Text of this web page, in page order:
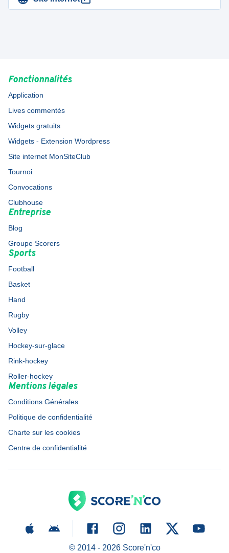
Fonctionnalités
Application
Lives commentés
Widgets gratuits
Widgets - Extension Wordpress
Site internet MonSiteClub
Tournoi
Convocations
Clubhouse
Entreprise
Blog
Groupe Scorers
Sports
Football
Basket
Hand
Rugby
Volley
Hockey-sur-glace
Rink-hockey
Roller-hockey
Mentions légales
Conditions Générales
Politique de confidentialité
Charte sur les cookies
Centre de confidentialité
© 2014 - 2026Score'n'co